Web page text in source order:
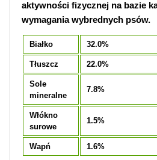
aktywności fizycznej na bazie
wymagania wybrednych psów.
Białko 32.0%
Tłuszcz 22.0%
Sole
mineralne
7.8%
Włókno
surowe
1.5%
Wapń 1.6%